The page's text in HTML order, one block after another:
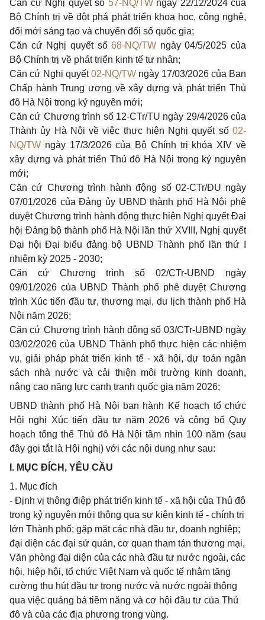
Căn cứ Nghị quyết số 57-NQ/TWngày 22/12/2024 của
Bộ Chính trị về đột phá phát triển khoa học, công nghệ,
đổi mới sáng tạo và chuyển đổi số quốc gia;
Căn cứ Nghị quyết số68-NQ/TW ngày 04/5/2025 của
Bộ Chính trị về phát triển kinh tế tư nhân;
Căn cứ Nghị quyết02-NQ/TW ngày 17/03/2026 của Ban
Chấp hành Trung ương về xây dựng và phát triển Thủ
đô Hà Nội trong kỷ nguyên mới;
Căn cứ Chương trình số 12-CTr/TU ngày 29/4/2026 của
Thành ủy Hà Nội về việc thực hiện Nghị quyết số 02-
NQ/TW ngày 17/3/2026 của Bộ Chính trị khóa XIV về
xây dựng và phát triển Thủ đô Hà Nội trong kỷ nguyên
mới;
Căn cứ Chương trình hành động số 02-CTr/ĐU ngày
07/01/2026 của Đảng ủy UBND thành phố Hà Nội phê
duyệt Chương trình hành động thực hiện Nghị quyết Đại
hội Đảng bộ thành phố Hà Nội lần thứ XVIII, Nghị quyết
Đại hội Đại biểu đảng bộ UBND Thành phố lần thứ I
nhiệm kỳ 2025 - 2030;
Căn cứ Chương trình số 02/CTr-UBND ngày
09/01/2026 của UBND Thành phố phê duyệt Chương
trình Xúc tiến đầu tư, thương mại, du lịch thành phố Hà
Nội năm 2026;
Căn cứ Chương trình hành động số 03/CTr-UBND ngày
03/02/2026 của UBND Thành phố thực hiện các nhiệm
vụ, giải pháp phát triển kinh tế - xã hội, dự toán ngân
sách nhà nước và cải thiện môi trường kinh doanh,
nâng cao năng lực cạnh tranh quốc gia năm 2026;
UBND thành phố Hà Nội ban hành Kế hoạch tổ chức
Hội nghị Xúc tiến đầu tư năm 2026 và công bố Quy
hoạch tổng thể Thủ đô Hà Nội tầm nhìn 100 năm (sau
đây gọi tắt là Hội nghị) với các nội dung như sau:
I. MỤC ĐÍCH, YÊU CẦU
1. Mục đích
- Định vị thông điệp phát triển kinh tế - xã hội của Thủ đô
trong kỷ nguyên mới thông qua sự kiện kinh tế - chính trị
lớn Thành phố; gặp mặt các nhà đầu tư, doanh nghiệp;
đại diện các đại sứ quán, cơ quan tham tán thương mại,
Văn phòng đại diện của các nhà đầu tư nước ngoài, các
hội, hiệp hội, tổ chức Việt Nam và quốc tế nhằm tăng
cường thu hút đầu tư trong nước và nước ngoài thông
qua việc quảng bá tiềm năng và cơ hội đầu tư của Thủ
đô và của các địa phương trong vùng.